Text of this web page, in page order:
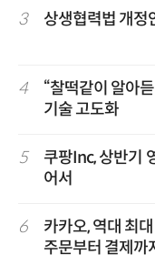
3 상생협력법 개정
4
“찰떡같이 알아
기술 고도화
5
쿠팡Inc, 상반기
어서
6
카카오, 역대 최
주문부터 결제까